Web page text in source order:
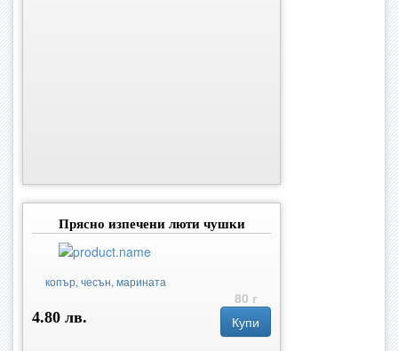
Прясно изпечени люти чушки
копър, чесън, марината
80 г
4.80 лв.
Купи